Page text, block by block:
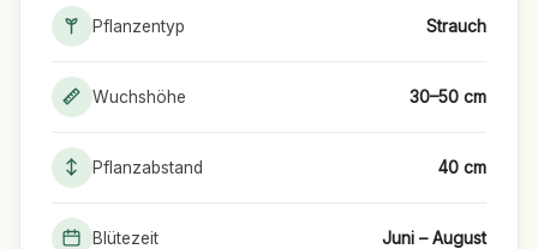
Pflanzentyp Strauch
Wuchshöhe 30–50 cm
Pflanzabstand 40 cm
Blütezeit Juni – August